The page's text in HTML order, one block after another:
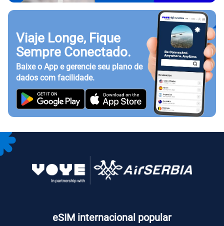
Viaje Longe, Fique
Sempre Conectado.
Baixe o App e gerencie seu plano de
dados com facilidade.
eSIM internacional popular